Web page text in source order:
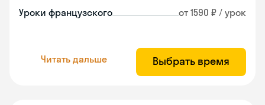
Уроки французского от 1590 ₽ / урок
Читать дальше Выбрать время